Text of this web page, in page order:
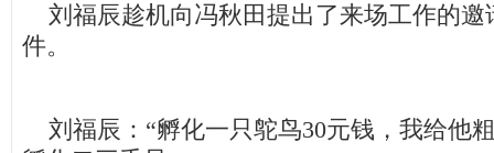
刘福辰趁机向冯秋田提出了来场工作的邀
件。
刘福辰：“孵化一只鸵鸟30元钱，我给他